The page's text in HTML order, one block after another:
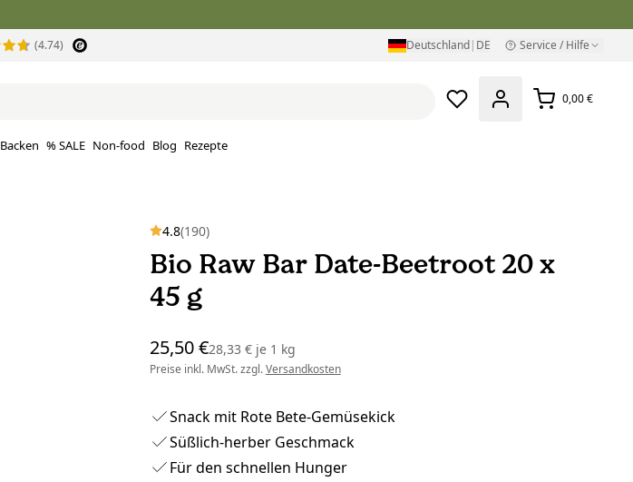
(4.74) Deutschland| DE Service / Hilfe
0,00 €
Backen % SALE Non-food Blog Rezepte
4.8(190)
Bio Raw Bar Date-Beetroot 20 x
45 g
25,50 €28,33 € je1 kg
Preise inkl. MwSt. zzgl.Versandkosten
Snack mit Rote Bete-Gemüsekick
Süßlich-herber Geschmack
Für den schnellen Hunger